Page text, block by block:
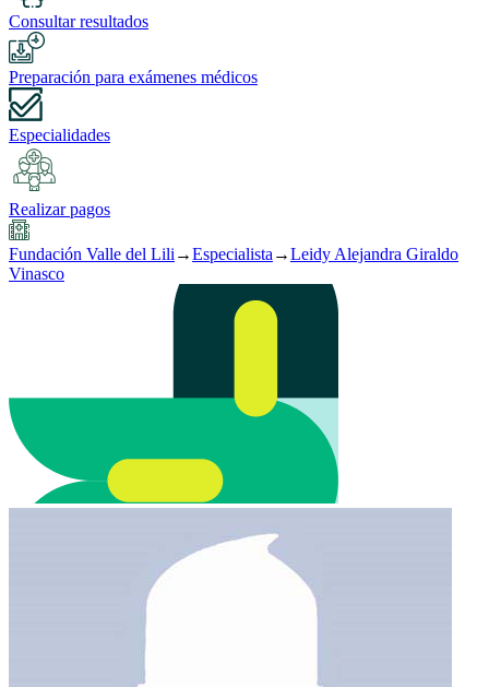
Consultar resultados
Preparación para exámenes médicos
Especialidades
Realizar pagos
Fundación Valle del Lili →Especialista →Leidy Alejandra Giraldo
Vinasco